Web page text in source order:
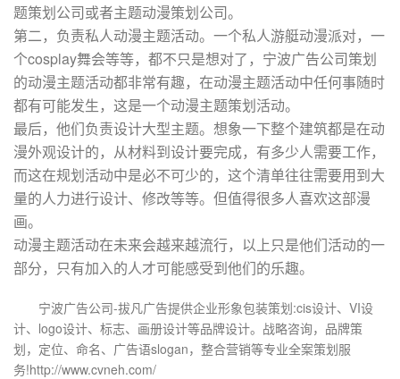
题策划公司或者主题动漫策划公司。
第二，负责私人动漫主题活动。一个私人游艇动漫派对，一
个cosplay舞会等等，都不只是想对了，宁波广告公司策划
的动漫主题活动都非常有趣，在动漫主题活动中任何事随时
都有可能发生，这是一个动漫主题策划活动。
最后，他们负责设计大型主题。想象一下整个建筑都是在动
漫外观设计的，从材料到设计要完成，有多少人需要工作，
而这在规划活动中是必不可少的，这个清单往往需要用到大
量的人力进行设计、修改等等。但值得很多人喜欢这部漫
画。
动漫主题活动在未来会越来越流行，以上只是他们活动的一
部分，只有加入的人才可能感受到他们的乐趣。
宁波广告公司-拔凡广告提供企业形象包装策划:cis设计、VI设
计、logo设计、标志、画册设计等品牌设计。战略咨询，品牌策
划，定位、命名、广告语slogan，整合营销等专业全案策划服
务!http://www.cvneh.com/